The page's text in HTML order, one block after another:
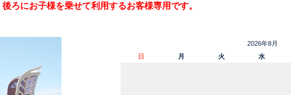
ろにお子様を乗せて利用するお客様専用です。
2026年8月
日
月 火 水